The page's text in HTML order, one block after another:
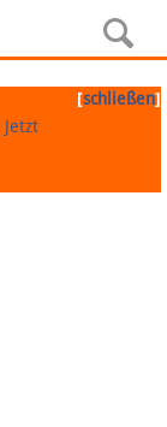
[schließen]
Jetzt